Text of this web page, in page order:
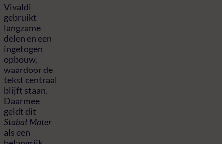
Vivaldi
gebruikt
langzame
delen en een
ingetogen
opbouw,
waardoor de
tekst centraal
blijft staan.
Daarmee
geldt dit
Stabat Mater
als een